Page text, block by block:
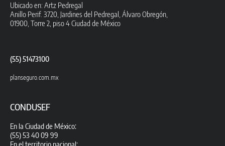
Ubicado en: Artz Pedregal
Anillo Perif. 3720, Jardines del Pedregal, Álvaro Obregón,
01900, Torre 2, piso 4 Ciudad de México
(55) 51473100
planseguro.com.mx
CONDUSEF
En la Ciudad de México:
(55) 53 40 09 99
En el territorio nacional: